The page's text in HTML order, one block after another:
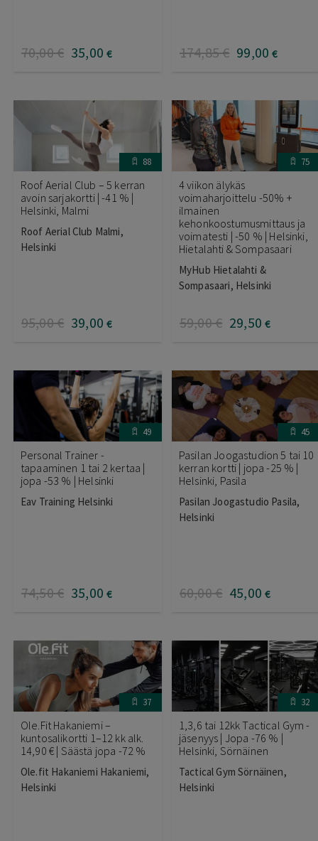
70,00€ 35,00 € 174,85€ 99,00 €
88
Roof Aerial Club – 5 kerran
avoin sarjakortti | -41 % |
Helsinki, Malmi
Roof Aerial Club Malmi,
Helsinki
95,00€ 39,00 €
75
4 viikon älykäs
voimaharjoittelu -50% +
ilmainen
kehonkoostumusmittaus ja
voimatesti | -50 % | Helsinki,
Hietalahti & Sompasaari
MyHub Hietalahti &
Sompasaari, Helsinki
59,00€ 29,50 €
49
Personal Trainer -
tapaaminen 1 tai 2 kertaa |
jopa -53 % | Helsinki
Eav Training Helsinki
74,50€ 35,00 €
45
Pasilan Joogastudion 5 tai 10
kerran kortti | jopa -25 % |
Helsinki, Pasila
Pasilan Joogastudio Pasila,
Helsinki
60,00€ 45,00 €
37
Ole.Fit Hakaniemi –
kuntosalikortti 1–12 kk alk.
14,90 € | Säästä jopa -72 %
Ole.fit Hakaniemi Hakaniemi,
Helsinki
32
1,3,6 tai 12kk Tactical Gym -
jäsenyys | Jopa -76 % |
Helsinki, Sörnäinen
Tactical Gym Sörnäinen,
Helsinki